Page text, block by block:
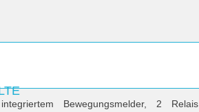
Bewegungsmelder, 2 Relais